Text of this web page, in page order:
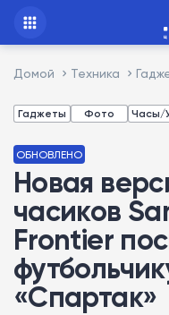
Домой Техника
Гаджеты Фото Часы/
ОБНОВЛЕНО
Новая
часиков
Frontier
«Спартак»